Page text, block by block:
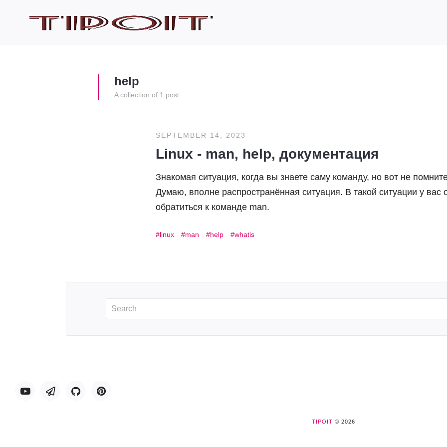
help
A collection of 1 post
SEPTEMBER 14, 2023
Linux - man, help, документация
Знакомая ситуация, когда вы знаете саму команду, но вот не
Думаю, вполне распространённая ситуация. В такой ситуации у вас
обратиться к команде man.
linux man help whatis
YoutubeTelegram GitHub
TIPOIT © 2026 .